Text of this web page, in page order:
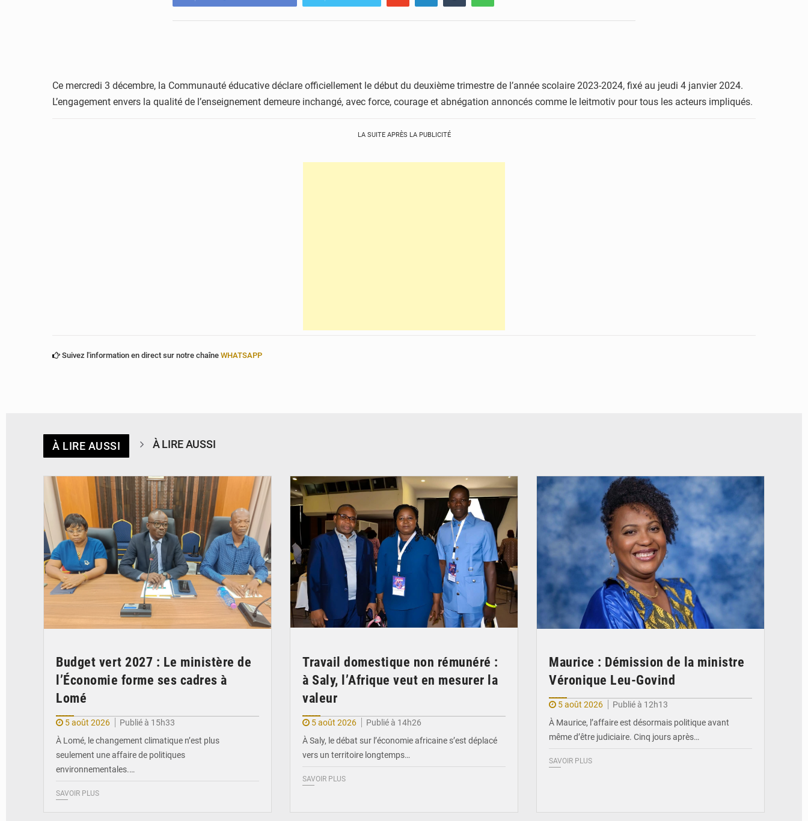
Ce mercredi 3 décembre, la Communauté éducative déclare officiellement le début du deuxième trimestre de l’année scolaire 2023-2024, fixé au jeudi 4 janvier 2024.
L’engagement envers la qualité de l’enseignement demeure inchangé, avec force, courage et abnégation annoncés comme le leitmotiv pour tous les acteurs impliqués.
LA SUITE APRÈS LA PUBLICITÉ
Suivez l'information en direct sur notre chaîne WHATSAPP
À LIRE AUSSI À LIRE AUSSI
Budget vert 2027 : Le ministère de
l’Économie forme ses cadres à
Lomé
5 août 2026
Publié à 15h33
À Lomé, le changement climatique n’est plus
seulement une affaire de politiques
environnementales.…
SAVOIR PLUS
Travail domestique non rémunéré :
à Saly, l’Afrique veut en mesurer la
valeur
5 août 2026
Publié à 14h26
À Saly, le débat sur l’économie africaine s’est déplacé
vers un territoire longtemps…
SAVOIR PLUS
Maurice : Démission de la ministre
Véronique Leu-Govind
5 août 2026
Publié à 12h13
À Maurice, l’affaire est désormais politique avant
même d’être judiciaire. Cinq jours après…
SAVOIR PLUS